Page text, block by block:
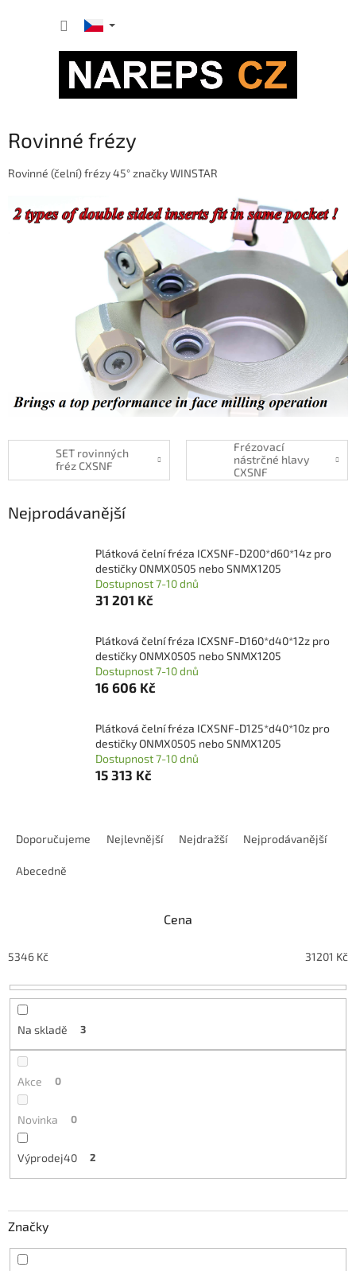
Rovinné frézy
Rovinné (čelní) frézy 45° značky WINSTAR
SET rovinných
fréz CXSNF
Frézovací
nástrčné hlavy
CXSNF
Nejprodávanější
Plátková čelní fréza ICXSNF-D200*d60*14z pro
destičky ONMX0505 nebo SNMX1205
Dostupnost 7-10 dnů
31 201 Kč
Plátková čelní fréza ICXSNF-D160*d40*12z pro
destičky ONMX0505 nebo SNMX1205
Dostupnost 7-10 dnů
16 606 Kč
Plátková čelní fréza ICXSNF-D125*d40*10z pro
destičky ONMX0505 nebo SNMX1205
Dostupnost 7-10 dnů
15 313 Kč
o
u
ů
Doporučujeme Nejlevnější Nejdražší Nejprodávanější
Abecedně
Cena
5346 Kč 31201 Kč
Na skladě 3
Akce 0
Novinka 0
Výprodej40 2
Značky